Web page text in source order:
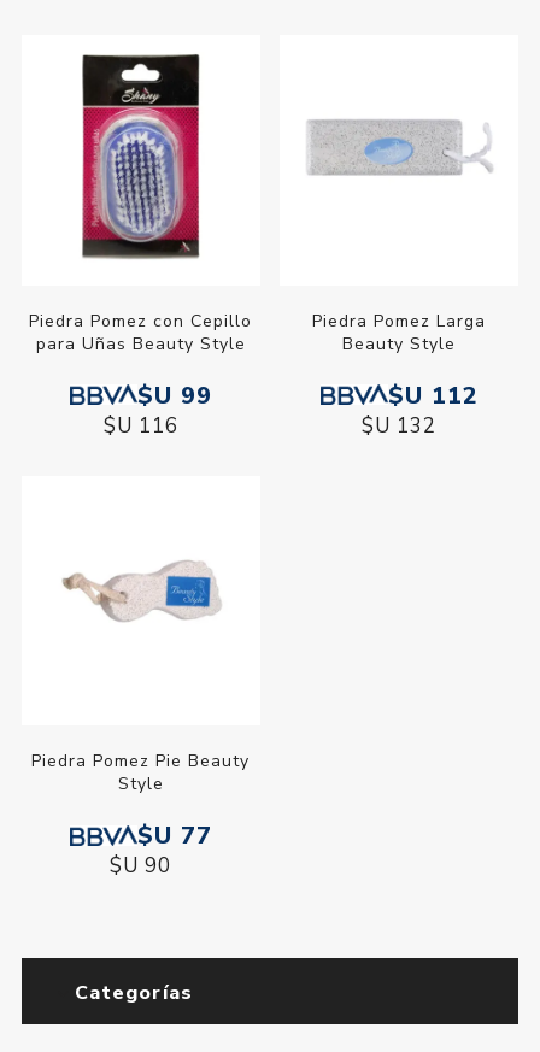
Piedra Pomez con Cepillo
para Uñas Beauty Style
$U 99
$U 116
Piedra Pomez Larga
Beauty Style
$U 112
$U 132
Piedra Pomez Pie Beauty
Style
$U 77
$U 90
Categorías